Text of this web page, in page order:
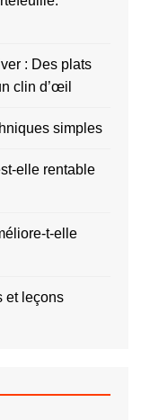
: Des plats
clin d’œil
simples
elle rentable
t-elle
et leçons